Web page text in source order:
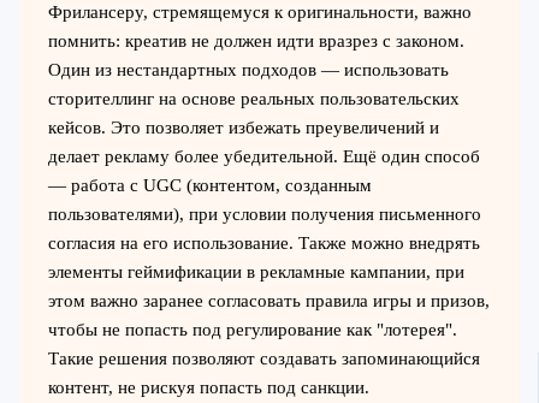
Фрилансеру, стремящемуся к оригинальности, важно
помнить: креатив не должен идти вразрез с законом.
Один из нестандартных подходов — использовать
сторителлинг на основе реальных пользовательских
кейсов. Это позволяет избежать преувеличений и
делает рекламу более убедительной. Ещё один способ
— работа с UGC (контентом, созданным
пользователями), при условии получения письменного
согласия на его использование. Также можно внедрять
элементы геймификации в рекламные кампании, при
этом важно заранее согласовать правила игры и призов,
чтобы не попасть под регулирование как "лотерея".
Такие решения позволяют создавать запоминающийся
контент, не рискуя попасть под санкции.